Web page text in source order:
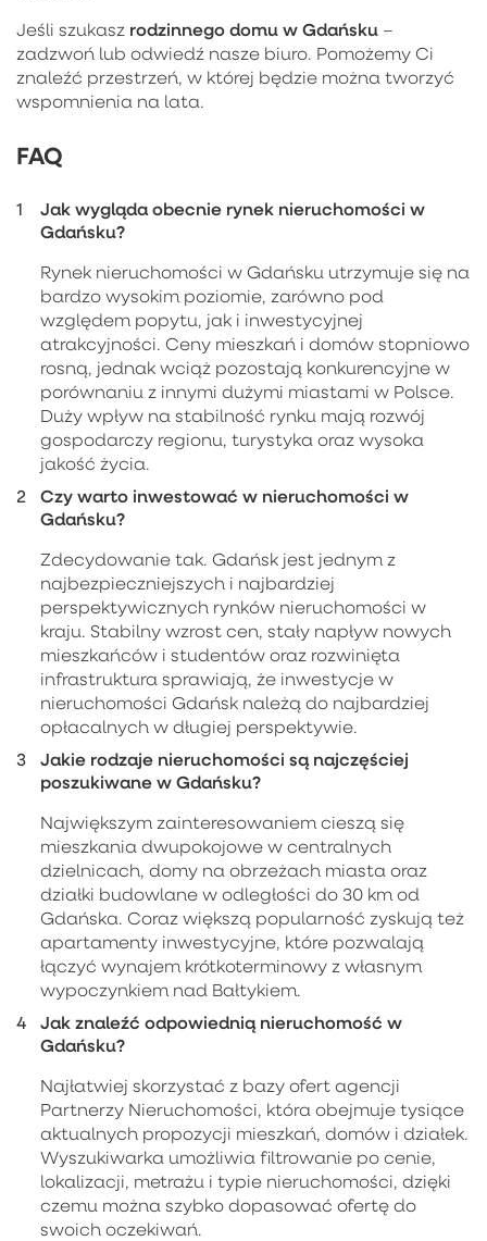
Jeśli szukasz rodzinnego domu w Gdańsku –
zadzwoń lub odwiedź nasze biuro. Pomożemy Ci
znaleźć przestrzeń, w której będzie można tworzyć
wspomnienia na lata.
FAQ
Jak wygląda obecnie rynek nieruchomości w
Gdańsku?
Rynek nieruchomości w Gdańsku utrzymuje się na
bardzo wysokim poziomie, zarówno pod
względem popytu, jak i inwestycyjnej
atrakcyjności. Ceny mieszkań i domów stopniowo
rosną, jednak wciąż pozostają konkurencyjne w
porównaniu z innymi dużymi miastami w Polsce.
Duży wpływ na stabilność rynku mają rozwój
gospodarczy regionu, turystyka oraz wysoka
jakość życia.
Czy warto inwestować w nieruchomości w
Gdańsku?
Zdecydowanie tak. Gdańsk jest jednym z
najbezpieczniejszych i najbardziej
perspektywicznych rynków nieruchomości w
kraju. Stabilny wzrost cen, stały napływ nowych
mieszkańców i studentów oraz rozwinięta
infrastruktura sprawiają, że inwestycje w
nieruchomości Gdańsk należą do najbardziej
opłacalnych w długiej perspektywie.
Jakie rodzaje nieruchomości są najczęściej
poszukiwane w Gdańsku?
Największym zainteresowaniem cieszą się
mieszkania dwupokojowe w centralnych
dzielnicach, domy na obrzeżach miasta oraz
działki budowlane w odległości do 30 km od
Gdańska. Coraz większą popularność zyskują też
apartamenty inwestycyjne, które pozwalają
łączyć wynajem krótkoterminowy z własnym
wypoczynkiem nad Bałtykiem.
Jak znaleźć odpowiednią nieruchomość w
Gdańsku?
Najłatwiej skorzystać z bazy ofert agencji
Partnerzy Nieruchomości, która obejmuje tysiące
aktualnych propozycji mieszkań, domów i działek.
Wyszukiwarka umożliwia filtrowanie po cenie,
lokalizacji, metrażu i typie nieruchomości, dzięki
czemu można szybko dopasować ofertę do
swoich oczekiwań.